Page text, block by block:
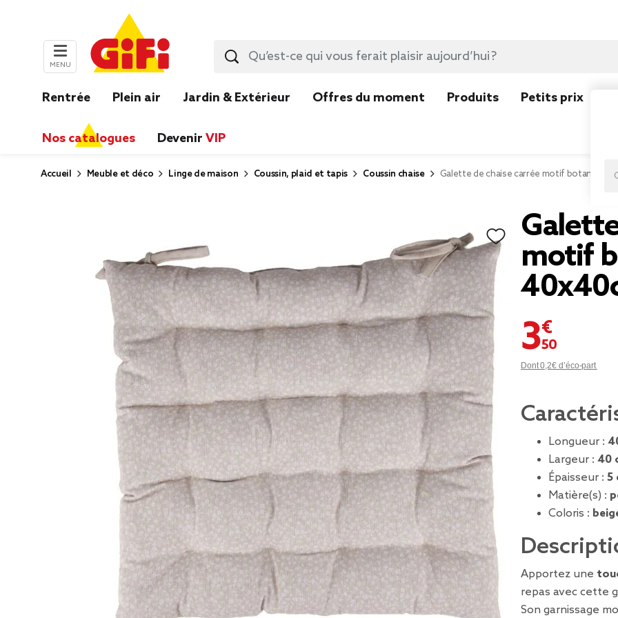
MENU
Rentrée Plein air Jardin & Extérieur Offres du moment Produits Petits prix
Nos catalogues Devenir VIP
Accueil Meuble et déco Linge de maison Coussin, plaid et tapis Coussin chaise Galette de chaise carrée motif botanique
motif
3,50 €
Dont 0,2€ d’éco-part
Longueur :
Largeur : 40
Épaisseur : 5
Matière(s) :
Coloris :
Apportez une
repas avec cette
Son garnissage